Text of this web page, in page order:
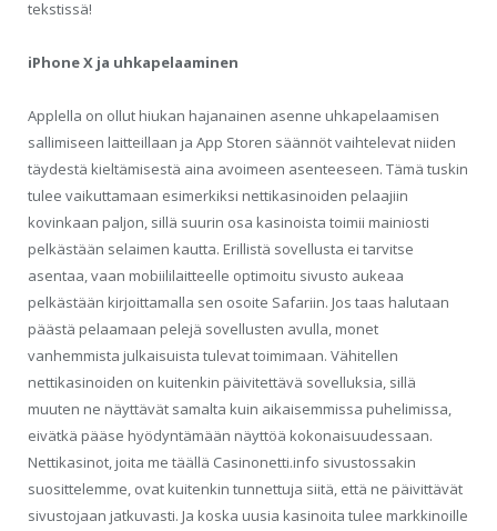
tekstissä!
iPhone X ja uhkapelaaminen
Applella on ollut hiukan hajanainen asenne uhkapelaamisen
sallimiseen laitteillaan ja App Storen säännöt vaihtelevat niiden
täydestä kieltämisestä aina avoimeen asenteeseen. Tämä tuskin
tulee vaikuttamaan esimerkiksi nettikasinoiden pelaajiin
kovinkaan paljon, sillä suurin osa kasinoista toimii mainiosti
pelkästään selaimen kautta. Erillistä sovellusta ei tarvitse
asentaa, vaan mobiililaitteelle optimoitu sivusto aukeaa
pelkästään kirjoittamalla sen osoite Safariin. Jos taas halutaan
päästä pelaamaan pelejä sovellusten avulla, monet
vanhemmista julkaisuista tulevat toimimaan. Vähitellen
nettikasinoiden on kuitenkin päivitettävä sovelluksia, sillä
muuten ne näyttävät samalta kuin aikaisemmissa puhelimissa,
eivätkä pääse hyödyntämään näyttöä kokonaisuudessaan.
Nettikasinot, joita me täällä Casinonetti.info sivustossakin
suosittelemme, ovat kuitenkin tunnettuja siitä, että ne päivittävät
sivustojaan jatkuvasti. Ja koska uusia kasinoita tulee markkinoille